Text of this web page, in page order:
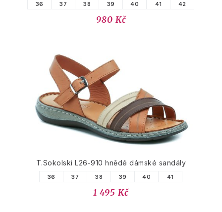
36 37 38 39 40 41 42
980 Kč
T.Sokolski L26-910 hnědé dámské sandály
36 37 38 39 40 41
1 495 Kč